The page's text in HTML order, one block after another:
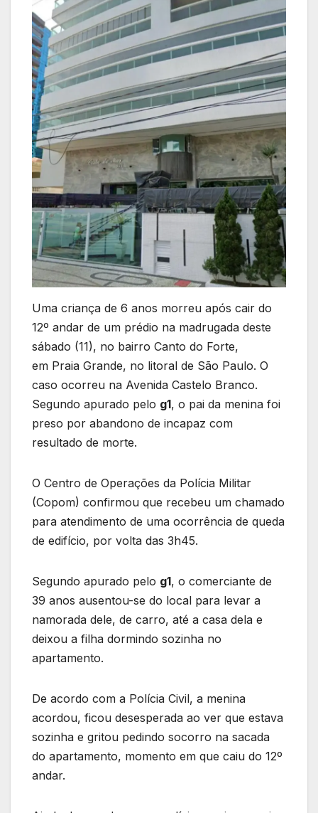
Uma criança de 6 anos morreu após cair do
12º andar de um prédio na madrugada deste
sábado (11), no bairro Canto do Forte,
em Praia Grande, no litoral de São Paulo. O
caso ocorreu na Avenida Castelo Branco.
Segundo apurado pelo g1, o pai da menina foi
preso por abandono de incapaz com
resultado de morte.
O Centro de Operações da Polícia Militar
(Copom) confirmou que recebeu um chamado
para atendimento de uma ocorrência de queda
de edifício, por volta das 3h45.
Segundo apurado pelo g1, o comerciante de
39 anos ausentou-se do local para levar a
namorada dele, de carro, até a casa dela e
deixou a filha dormindo sozinha no
apartamento.
De acordo com a Polícia Civil, a menina
acordou, ficou desesperada ao ver que estava
sozinha e gritou pedindo socorro na sacada
do apartamento, momento em que caiu do 12º
andar.